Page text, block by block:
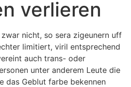
verlieren
nicht, so sera zigeunern uff
limitiert, viril entsprechend
auch trans- oder
unter anderem Leute die
das Geblut farbe bekennen